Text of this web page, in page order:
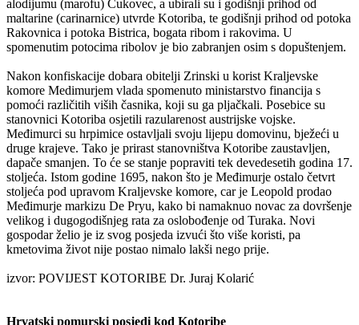
alodijumu (marofu) Čukovec, a ubirali su i godišnji prihod od
maltarine (carinarnice) utvrde Kotoriba, te godišnji prihod od potoka
Rakovnica i potoka Bistrica, bogata ribom i rakovima. U
spomenutim potocima ribolov je bio zabranjen osim s dopuštenjem.
Nakon konfiskacije dobara obitelji Zrinski u korist Kraljevske
komore Medimurjem vlada spomenuto ministarstvo financija s
pomoći različitih viših časnika, koji su ga pljačkali. Posebice su
stanovnici Kotoriba osjetili razularenost austrijske vojske.
Međimurci su hrpimice ostavljali svoju lijepu domovinu, bježeći u
druge krajeve. Tako je prirast stanovništva Kotoribe zaustavljen,
dapače smanjen. To će se stanje popraviti tek devedesetih godina 17.
stoljeća. Istom godine 1695, nakon što je Međimurje ostalo četvrt
stoljeća pod upravom Kraljevske komore, car je Leopold prodao
Međimurje markizu De Pryu, kako bi namaknuo novac za dovršenje
velikog i dugogodišnjeg rata za oslobođenje od Turaka. Novi
gospodar želio je iz svog posjeda izvući što više koristi, pa
kmetovima život nije postao nimalo lakši nego prije.
izvor: POVIJEST KOTORIBE Dr. Juraj Kolarić
Hrvatski pomurski posjedi kod Kotoribe